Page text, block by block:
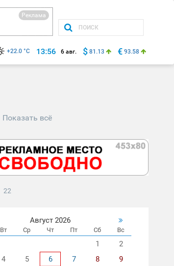
Реклама
+22.0 °C 13:56 6 авг. $ 81.13 € 93.58
Показать всё
22
Август 2026
Вт Ср Чт Пт Сб Вс
1
2
4 5 6 7 8
9